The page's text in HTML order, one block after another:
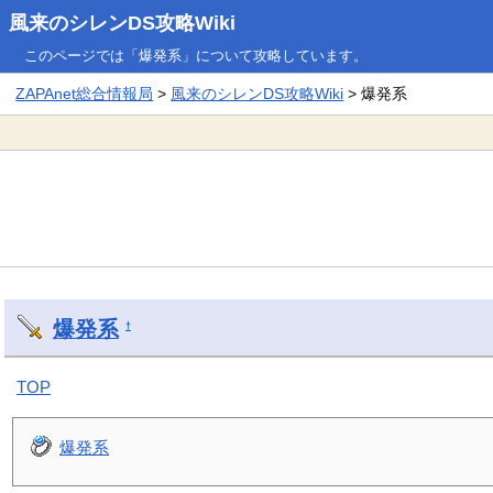
風来のシレンDS攻略Wiki
このページでは「爆発系」について攻略しています。
ZAPAnet総合情報局 > 風来のシレンDS攻略Wiki > 爆発系
爆発系 †
TOP
爆発系